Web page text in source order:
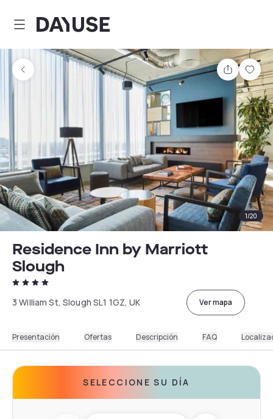
Dayuse
1/20
Residence Inn by Marriott
Slough
3 William St, Slough SL1 1GZ, UK Ver mapa
Presentación Ofertas Descripción FAQ
SELECCIONE SU DÍA